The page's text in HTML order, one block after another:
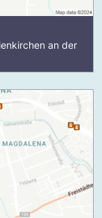
an der